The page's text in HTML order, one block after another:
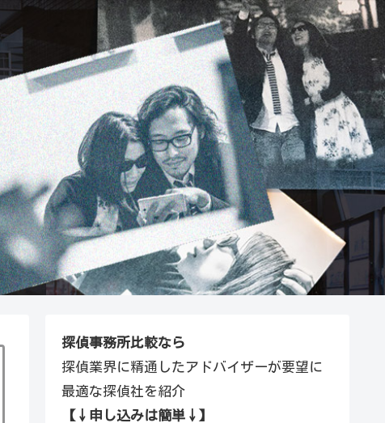
探偵事務所比較なら
探偵業界に精通したアドバイザーが要望に
最適な探偵社を紹介
【↓申し込みは簡単↓】